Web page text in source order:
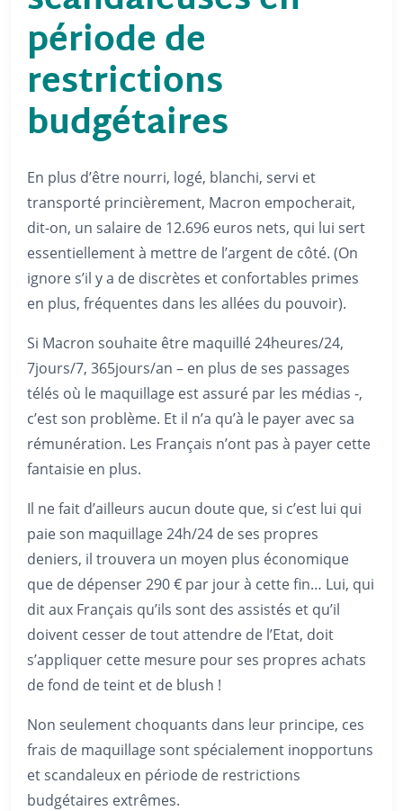
période de
restrictions
budgétaires
En plus d’être nourri, logé, blanchi, servi et
transporté princièrement, Macron empocherait,
dit-on, un salaire de 12.696 euros nets, qui lui sert
essentiellement à mettre de l’argent de côté. (On
ignore s’il y a de discrètes et confortables primes
en plus, fréquentes dans les allées du pouvoir).
Si Macron souhaite être maquillé 24heures/24,
7jours/7, 365jours/an – en plus de ses passages
télés où le maquillage est assuré par les médias -,
c’est son problème. Et il n’a qu’à le payer avec sa
rémunération. Les Français n’ont pas à payer cette
fantaisie en plus.
Il ne fait d’ailleurs aucun doute que, si c’est lui qui
paie son maquillage 24h/24 de ses propres
deniers, il trouvera un moyen plus économique
que de dépenser 290 € par jour à cette fin… Lui, qui
dit aux Français qu’ils sont des assistés et qu’il
doivent cesser de tout attendre de l’Etat, doit
s’appliquer cette mesure pour ses propres achats
de fond de teint et de blush !
Non seulement choquants dans leur principe, ces
frais de maquillage sont spécialement inopportuns
et scandaleux en période de restrictions
budgétaires extrêmes.